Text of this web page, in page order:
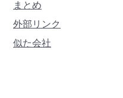
まとめ
外部リンク
似た会社